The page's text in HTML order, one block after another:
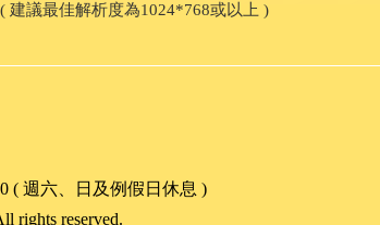
議最佳解析度為1024*768或以上 )
( 週六、日及例假日休息 )
rights reserved.